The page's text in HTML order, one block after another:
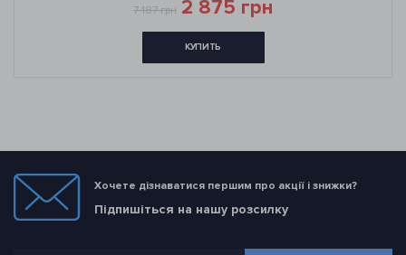
7 187 грн 2 875 грн
КУПИТЬ
Хочете дізнаватися першим про акції і знижки?
Підпишіться на нашу розсилку